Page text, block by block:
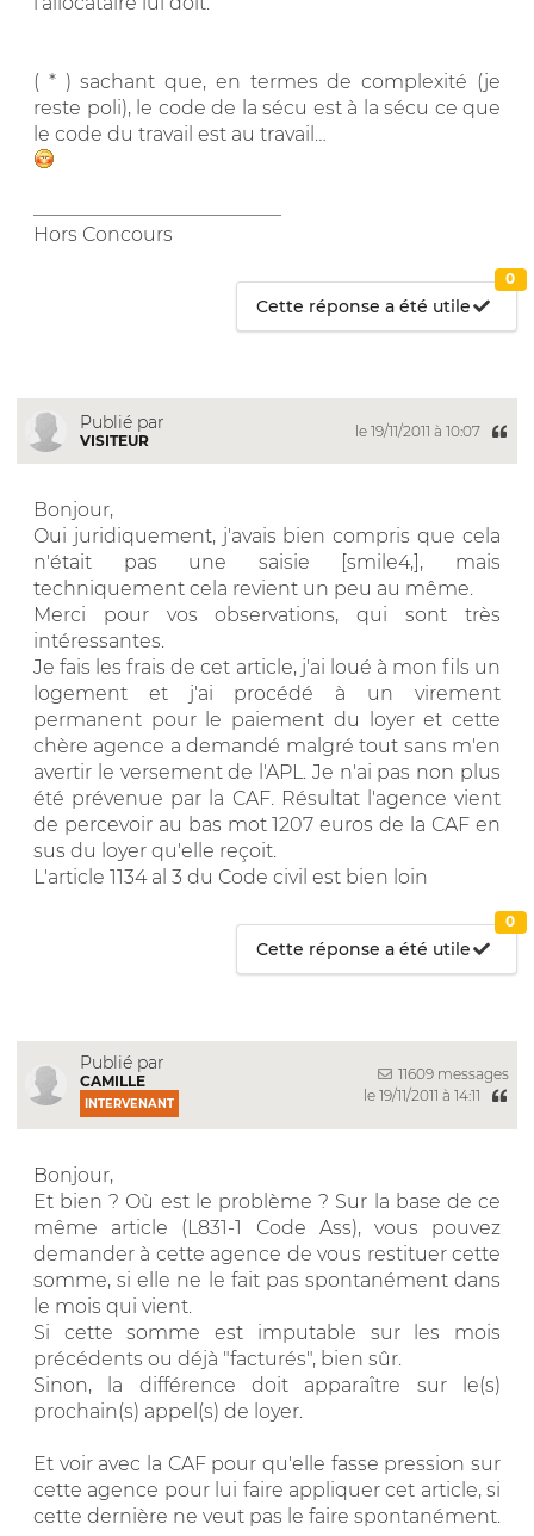
( * ) sachant que, en termes de complexité (je
reste poli), le code de la sécu est à la sécu ce que
le code du travail est au travail…
Hors Concours
Cette réponse a été utile
0
Publié par
VISITEUR
le 19/11/2011 à 10:07
Bonjour,
Oui juridiquement, j'avais bien compris que cela
n'était pas une saisie [smile4,], mais
techniquement cela revient un peu au même.
Merci pour vos observations, qui sont très
intéressantes.
Je fais les frais de cet article, j'ai loué à mon fils un
logement et j'ai procédé à un virement
permanent pour le paiement du loyer et cette
chère agence a demandé malgré tout sans m'en
avertir le versement de l'APL. Je n'ai pas non plus
été prévenue par la CAF. Résultat l'agence vient
de percevoir au bas mot 1207 euros de la CAF en
sus du loyer qu'elle reçoit.
L'article 1134 al 3 du Code civil est bien loin
Cette réponse a été utile
0
Publié par
CAMILLE
INTERVENANT
11609 messages
le 19/11/2011 à 14:11
Bonjour,
Et bien ? Où est le problème ? Sur la base de ce
même article (L831-1 Code Ass), vous pouvez
demander à cette agence de vous restituer cette
somme, si elle ne le fait pas spontanément dans
le mois qui vient.
Si cette somme est imputable sur les mois
précédents ou déjà "facturés", bien sûr.
Sinon, la différence doit apparaître sur le(s)
prochain(s) appel(s) de loyer.
Et voir avec la CAF pour qu'elle fasse pression sur
cette agence pour lui faire appliquer cet article, si
cette dernière ne veut pas le faire spontanément.